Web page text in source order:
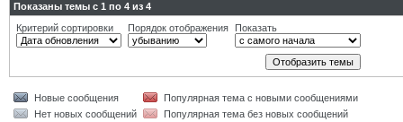
Показаны темы с 1 по 4 из 4
Критерий сортировки
Порядок отображения Показать
Новые сообщения
Популярная тема с новыми сообщениями
Нет новых сообщений
Популярная тема без новых сообщений